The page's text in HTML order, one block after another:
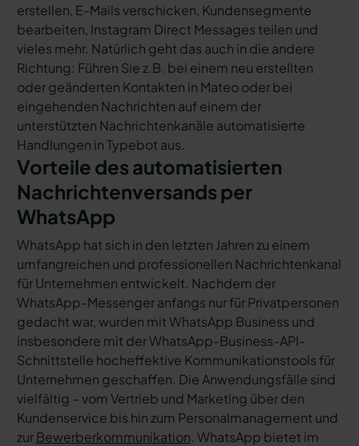
erstellen, E-Mails verschicken, Kundensegmente
bearbeiten, Instagram Direct Messages teilen und
vieles mehr. Natürlich geht das auch in die andere
Richtung: Führen Sie z.B. bei einem neu erstellten
oder geänderten Kontakten in Mateo oder bei
eingehenden Nachrichten auf einem der
unterstützten Nachrichtenkanäle automatisierte
Handlungen in Typebot aus.
Vorteile des automatisierten
Nachrichtenversands per
WhatsApp
WhatsApp hat sich in den letzten Jahren zu einem
umfangreichen und professionellen Nachrichtenkanal
für Unternehmen entwickelt. Nachdem der
WhatsApp-Messenger anfangs nur für Privatpersonen
gedacht war, wurden mit WhatsApp Business und
insbesondere mit der WhatsApp-Business-API-
Schnittstelle hocheffektive Kommunikationstools für
Unternehmen geschaffen. Die Anwendungsfälle sind
vielfältig – vom Vertrieb und Marketing über den
Kundenservice bis hin zum Personalmanagement und
zurBewerberkommunikation. WhatsApp bietet im